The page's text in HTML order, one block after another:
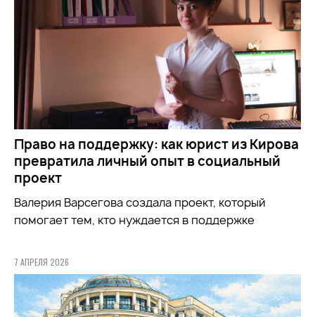
Право на поддержку: как юрист из Кирова
превратила личный опыт в социальный
проект
Валерия Варсегова создала проект, который
помогает тем, кто нуждается в поддержке
7 АПРЕЛЯ 2026